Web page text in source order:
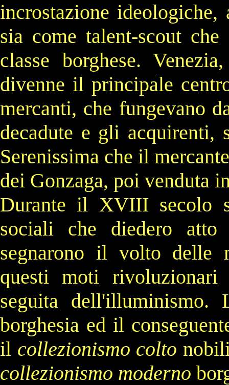
incrostazione
sia come talent-scout
classe borghese.Venezia
divenne il principale
mercanti, che fungevano
decadute e gli acquirenti,
Serenissima che il
dei Gonzaga, poi venduta
Durante il XVIII secolo
sociali che diedero
segnarono il volto delle
questi moti
seguita dell'illuminismo.
borghesia ed il
il collezionismo colto
collezionismo moderno